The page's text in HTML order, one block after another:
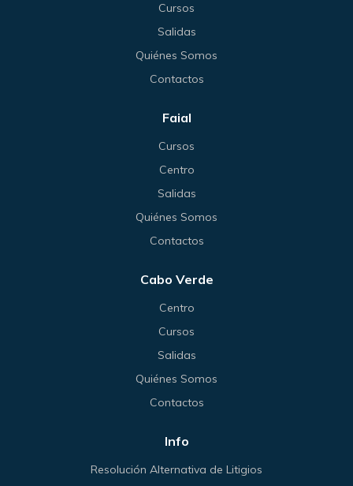
Cursos
Salidas
Quiénes Somos
Contactos
Faial
Cursos
Centro
Salidas
Quiénes Somos
Contactos
Cabo Verde
Centro
Cursos
Salidas
Quiénes Somos
Contactos
Info
Resolución Alternativa de Litigios